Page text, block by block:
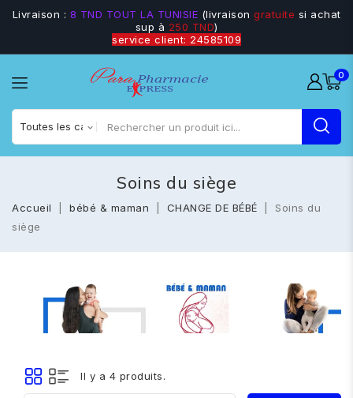
Livraison : 8 TND TOUT LA TUNISIE (livraison gratuite si achat
sup à 250 TND)
service client: 24585109
0
Soins du siège
Accueil bébé & maman CHANGE DE BÉBÉ
Soins du
siège
Il y a 4 produits.